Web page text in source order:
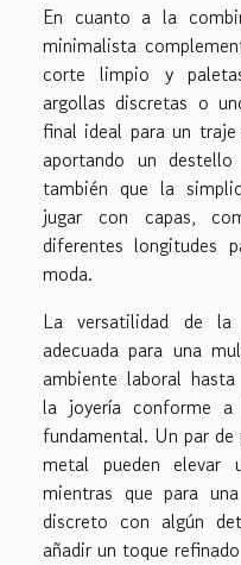
En cuanto a la
minimalista
corte limpio y
argollas discretas o
final ideal para un
aportando un
también que la
jugar con capas,
diferentes longitudes
moda.
La versatilidad de
adecuada para una
ambiente laboral
la joyería conforme
fundamental. Un par
metal pueden
mientras que para
discreto con algún
añadir un toque